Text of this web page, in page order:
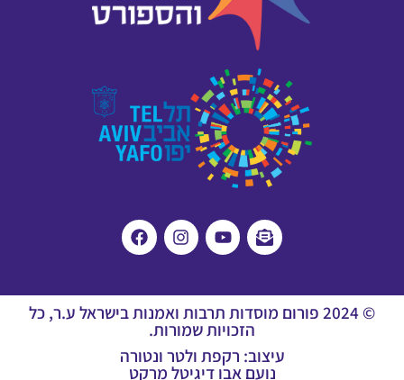
נועם אבו דיגיטל מרקט
עיצוב: רקפת ולטר ונטורה
© 2024 פורום מוסדות תרבות ואמנות בישראל ע.ר, כל
הזכויות שמורות.